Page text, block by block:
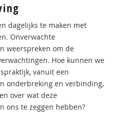
dagelijks te maken met
Onverwachte
weerspreken om de
Hoe kunnen we
vanuit een
onderbreking en verbinding,
over wat deze
ons te zeggen hebben?